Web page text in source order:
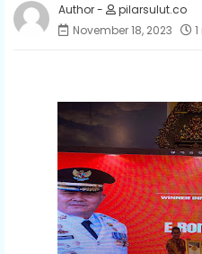
pilarsulut.co
November 18, 2023